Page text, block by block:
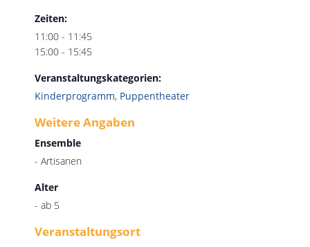
Zeiten:
11:00 - 11:45
15:00 - 15:45
Veranstaltungskategorien:
Kinderprogramm, Puppentheater
Veranstaltungsort
Weitere Angaben
Ensemble
- Artisanen
Alter
- ab 5